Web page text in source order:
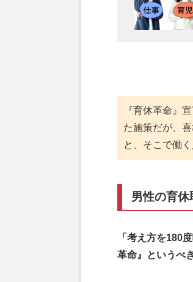
『育休革命』
た施策だが、
と、そこで働
男性の育休
「考え方を180
革命』というべ